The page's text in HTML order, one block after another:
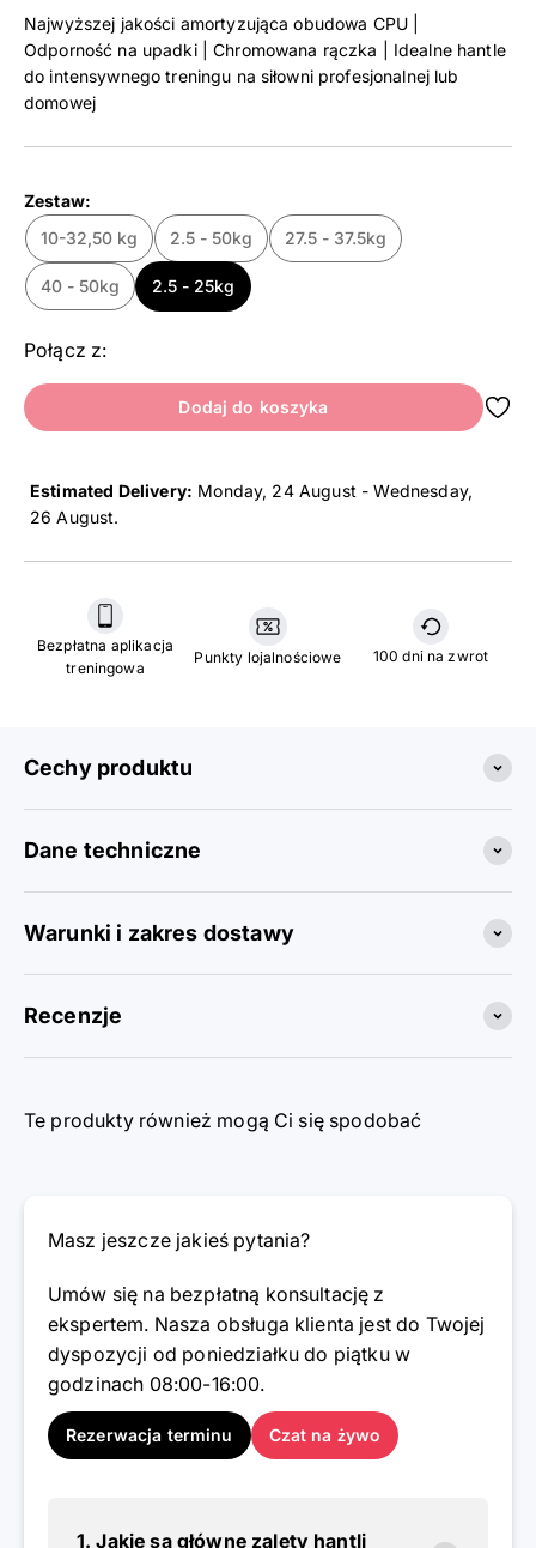
Najwyższej jakości amortyzująca obudowa CPU |
Odporność na upadki | Chromowana rączka | Idealne hantle
do intensywnego treningu na siłowni profesjonalnej lub
domowej
Zestaw:
10-32,50 kg
2.5 - 50kg 27.5 - 37.5kg
40 - 50kg 2.5 - 25kg
Połącz z:
Dodaj do koszyka
Estimated Delivery: Monday, 24 August - Wednesday,
26 August.
Bezpłatna aplikacja
treningowa
Punkty lojalnościowe 100 dni na zwrot
Cechy produktu
Dane techniczne
Warunki i zakres dostawy
Recenzje
Te produkty również mogą Ci się spodobać
Masz jeszcze jakieś pytania?
Umów się na bezpłatną konsultację z
ekspertem. Nasza obsługa klienta jest do Twojej
dyspozycji od poniedziałku do piątku w
godzinach 08:00-16:00.
Rezerwacja terminu Czat na żywo
1. Jakie są główne zalety hantli